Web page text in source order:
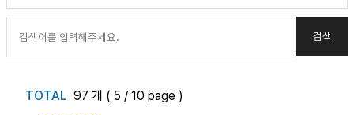
TOTAL 97 개 ( 5 / 10 page )